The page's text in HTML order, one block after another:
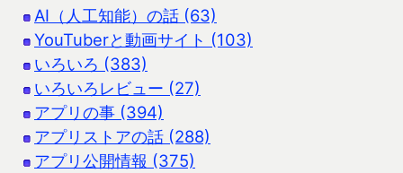
AI（人工知能）の話 (63)
YouTuberと動画サイト (103)
いろいろ (383)
いろいろレビュー (27)
アプリの事 (394)
アプリストアの話 (288)
アプリ公開情報 (375)